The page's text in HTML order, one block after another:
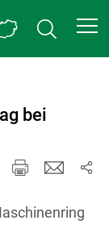
bei